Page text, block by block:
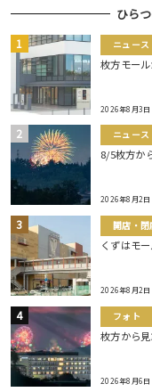
ひら
ニュース
枚方モー
2026年8月3日
ニュース
8/5枚方か
2026年8月2日
開店・閉
くずはモ
2026年8月2日
フォト
枚方から見
2026年8月6日